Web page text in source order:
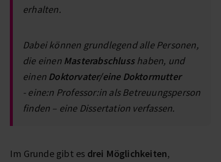
erhalten.
Dabei können grundlegend alle Personen,
die einen Masterabschlusshaben, und
einen Doktorvater/eine Doktormutter
- eine:n Professor:in als Betreuungsperson
finden – eine Dissertation verfassen.
Im Grunde gibt es drei Möglichkeiten,